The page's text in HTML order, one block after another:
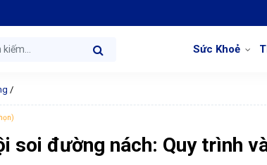
Sức Khoẻ
/
soi đường nách: Quy trình